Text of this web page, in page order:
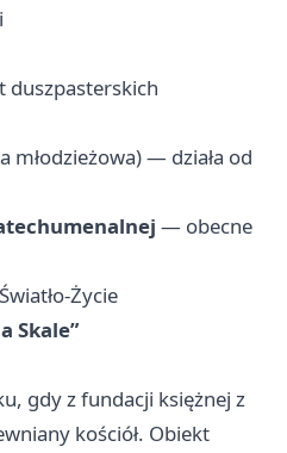
duszpasterskich
młodzieżowa) — działa od
— obecne
Życie
Skale”
gdy z fundacji księżnej z
kościół. Obiekt